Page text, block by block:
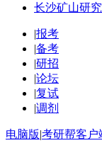
长沙矿山研
|报考
|备考
|研招
|论坛
|复试
|调剂
电脑版|考研帮客户